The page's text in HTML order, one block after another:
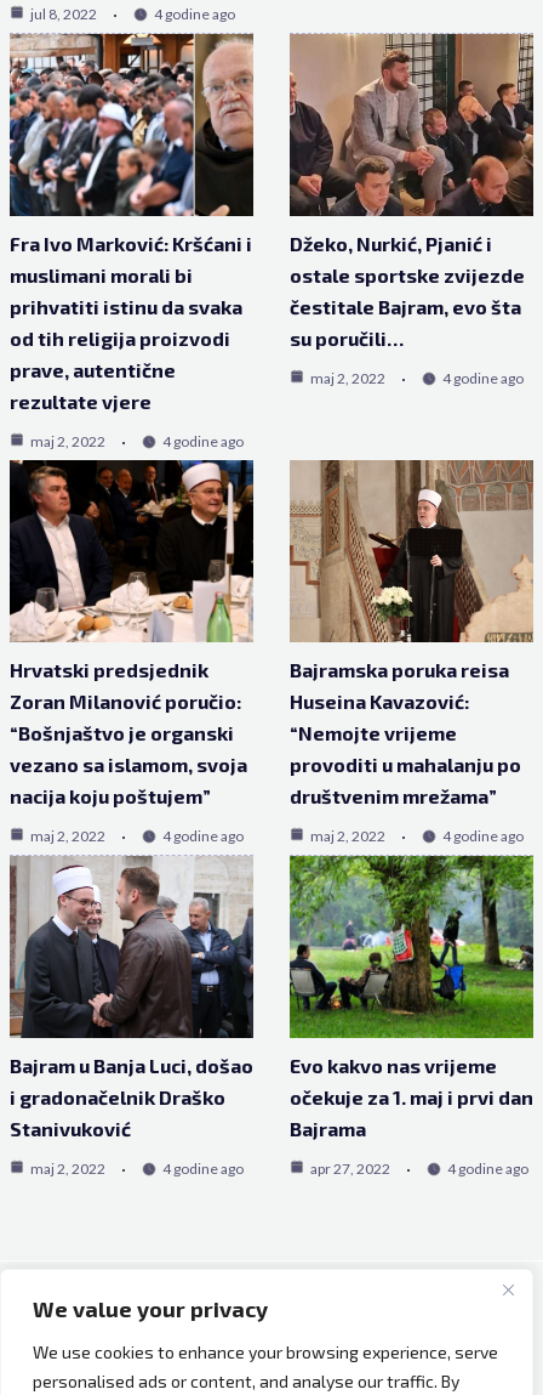
We value your privacy
We use cookies to enhance your browsing experience, serve
personalised ads or content, and analyse our traffic. By
jul 8, 2022 4 godine ago
Fra Ivo Marković: Kršćani i
muslimani morali bi
prihvatiti istinu da svaka
od tih religija proizvodi
prave, autentične
rezultate vjere
maj 2, 2022 4 godine ago
Džeko, Nurkić, Pjanić i
ostale sportske zvijezde
čestitale Bajram, evo šta
su poručili…
maj 2, 2022 4 godine ago
Hrvatski predsjednik
Zoran Milanović poručio:
“Bošnjaštvo je organski
vezano sa islamom, svoja
nacija koju poštujem”
maj 2, 2022 4 godine ago
Bajramska poruka reisa
Huseina Kavazović:
“Nemojte vrijeme
provoditi u mahalanju po
društvenim mrežama”
maj 2, 2022 4 godine ago
Bajram u Banja Luci, došao
i gradonačelnik Draško
Stanivuković
maj 2, 2022 4 godine ago
Evo kakvo nas vrijeme
očekuje za 1. maj i prvi dan
Bajrama
apr 27, 2022 4 godine ago
Copyright © 2026 Bh Dijaspora.
O nama